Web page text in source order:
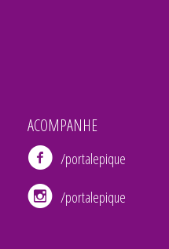
ACOMPANHE
/portalepique
/portalepique